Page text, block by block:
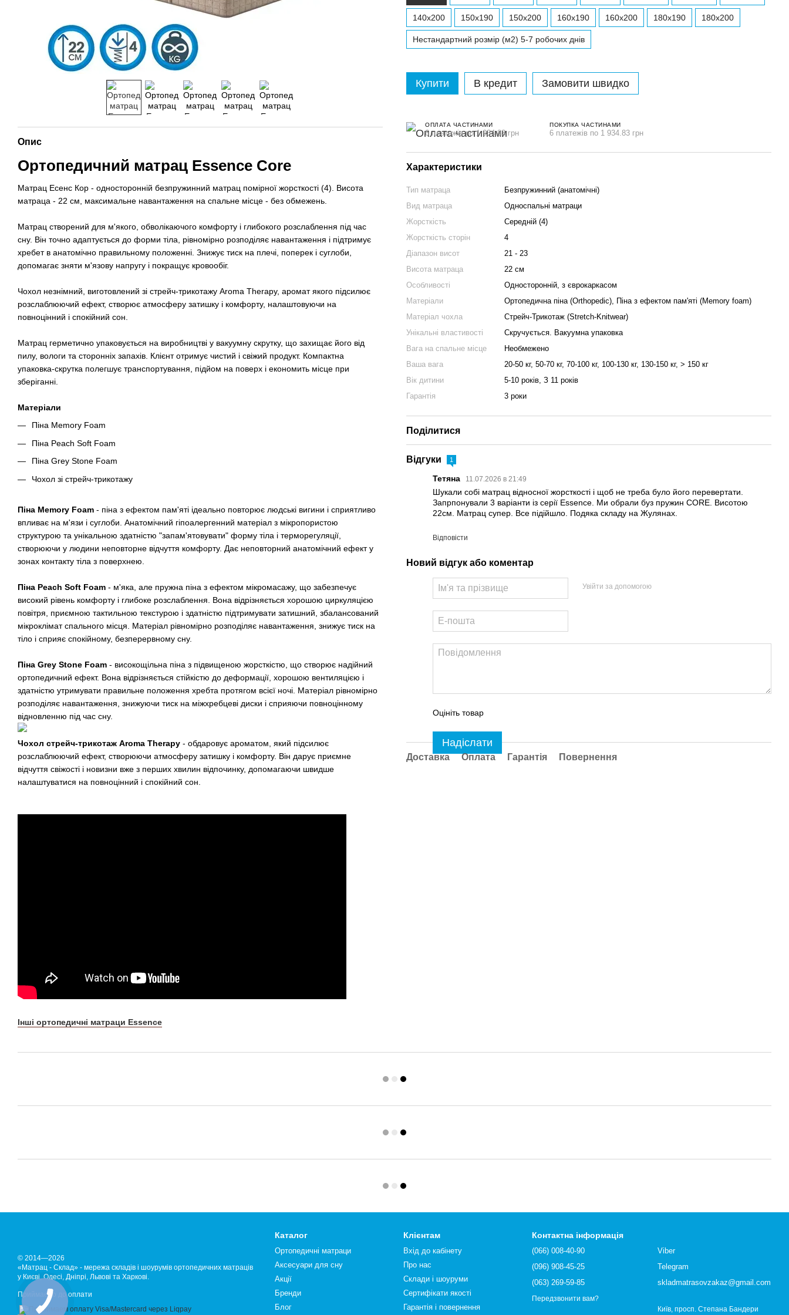
Опис
Ортопедичний матрац Essence Core
Матрац Есенс Кор - односторонній безпружинний матрац помірної жорсткості (4). Висота
матраца - 22 см, максимальне навантаження на спальне місце - без обмежень.
Матрац створений для м'якого, обволікаючого комфорту і глибокого розслаблення під час
сну. Він точно адаптується до форми тіла, рівномірно розподіляє навантаження і підтримує
хребет в анатомічно правильному положенні. Знижує тиск на плечі, поперек і суглоби,
допомагає зняти м'язову напругу і покращує кровообіг.
Чохол незнімний, виготовлений зі стрейч-трикотажу Aroma Therapy, аромат якого підсилює
розслаблюючий ефект, створює атмосферу затишку і комфорту, налаштовуючи на
повноцінний і спокійний сон.
Матрац герметично упаковується на виробництві у вакуумну скрутку, що захищає його від
пилу, вологи та сторонніх запахів. Клієнт отримує чистий і свіжий продукт. Компактна
упаковка-скрутка полегшує транспортування, підйом на поверх і економить місце при
зберіганні.
Матеріали
Піна Memory Foam
Піна Peach Soft Foam
Піна Grey Stone Foam
Чохол зі стрейч-трикотажу
Піна Memory Foam - піна з ефектом пам'яті ідеально повторює людські вигини і сприятливо
впливає на м'язи і суглоби. Анатомічний гіпоалергенний матеріал з мікропористою
структурою та унікальною здатністю "запам'ятовувати" форму тіла і терморегуляції,
створюючи у людини неповторне відчуття комфорту. Дає неповторний анатомічний ефект у
зонах контакту тіла з поверхнею.
Піна Peach Soft Foam - м'яка, але пружна піна з ефектом мікромасажу, що забезпечує
високий рівень комфорту і глибоке розслаблення. Вона відрізняється хорошою циркуляцією
повітря, приємною тактильною текстурою і здатністю підтримувати затишний, збалансований
мікроклімат спального місця. Матеріал рівномірно розподіляє навантаження, знижує тиск на
тіло і сприяє спокійному, безперервному сну.
Піна Grey Stone Foam - високощільна піна з підвищеною жорсткістю, що створює надійний
ортопедичний ефект. Вона відрізняється стійкістю до деформації, хорошою вентиляцією і
здатністю утримувати правильне положення хребта протягом всієї ночі. Матеріал рівномірно
розподіляє навантаження, знижуючи тиск на міжхребцеві диски і сприяючи повноцінному
відновленню під час сну.
Чохол стрейч-трикотаж Aroma Therapy - обдаровує ароматом, який підсилює
розслаблюючий ефект, створюючи атмосферу затишку і комфорту. Він дарує приємне
відчуття свіжості і новизни вже з перших хвилин відпочинку, допомагаючи швидше
налаштуватися на повноцінний і спокійний сон.
Інші ортопедичні матраци Essence
140x200 150x190 150x200 160x190 160x200 180x190 180x200
Нестандартний розмір (м2) 5-7 робочих днів
Купити В кредит Замовити швидко
ОПЛАТА ЧАСТИНАМИ
6 платежів по 1 934.83 грн
ПОКУПКА ЧАСТИНАМИ
6 платежів по 1 934.83 грн
Характеристики
Тип матраца
Безпружинний (анатомічні)
Вид матраца
Односпальні матраци
Жорсткість
Середній (4)
Жорсткість сторін
4
Діапазон висот
21 - 23
Висота матраца
22 см
Особливості
Односторонній, з єврокаркасом
Матеріали
Ортопедична піна (Orthopedic), Піна з ефектом пам'яті (Memory foam)
Матеріал чохла
Стрейч-Трикотаж (Stretch-Knitwear)
Унікальні властивості
Скручується. Вакуумна упаковка
Вага на спальне місце
Необмежено
Ваша вага
20-50 кг, 50-70 кг, 70-100 кг, 100-130 кг, 130-150 кг, > 150 кг
Вік дитини
5-10 років, З 11 років
Гарантія
3 роки
Поділитися
Відгуки 1
Тетяна 11.07.2026 в 21:49
Шукали собі матрац відносної жорсткості і щоб не треба було його перевертати.
Запрпонували 3 варіанти із серії Essence. Ми обрали буз пружин CORE. Висотою
22см. Матрац супер. Все підійшло. Подяка складу на Жулянах.
Відповісти
Новий відгук або коментар
Увійти за допомогою
Оцініть товар
Надіслати
Доставка Оплата Гарантія Повернення
© 2014—2026
«Матрац - Склад» - мережа складів і шоурумів ортопедичних матраців
у Києві, Одесі, Дніпрі, Львові та Харкові.
Приймаємо до оплати
Каталог
Ортопедичні матраци
Аксесуари для сну
Акції
Бренди
Блог
Клієнтам
Вхід до кабінету
Про нас
Склади і шоуруми
Сертифікати якості
Гарантія і повернення
Контактна інформація
(066) 008-40-90
(096) 908-45-25
(063) 269-59-85
Передзвонити вам?
Viber
Telegram
skladmatrasovzakaz@gmail.com
Київ, просп. Степана Бандери